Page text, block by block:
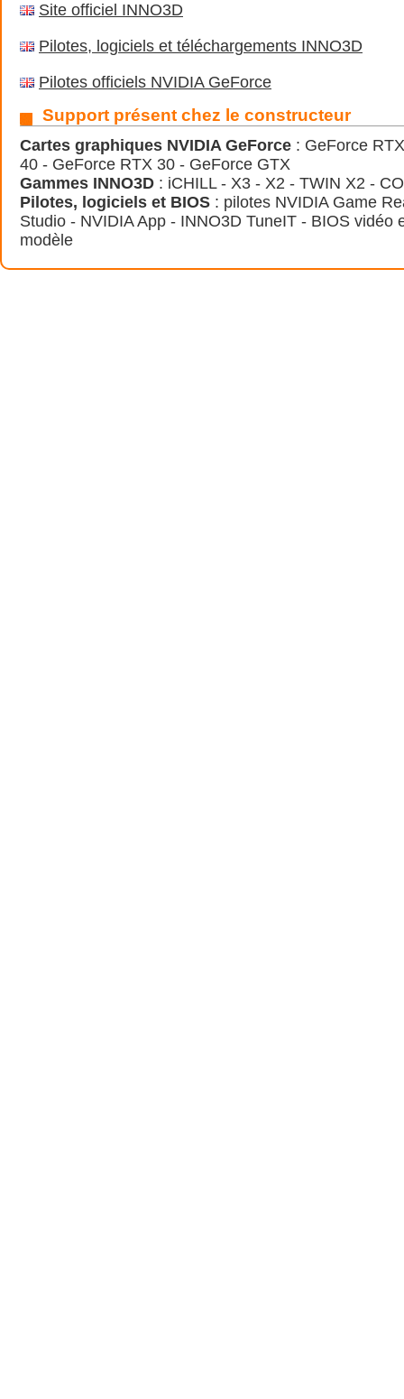
Site officiel INNO3D
Pilotes, logiciels et téléchargements INNO3D
Pilotes officiels NVIDIA GeForce
Support présent chez le constructeur
Cartes graphiques NVIDIA GeForce : GeForce
40 - GeForce RTX 30 - GeForce GTX
Gammes INNO3D : iCHILL - X3 - X2 - TWIN X2 -
Pilotes, logiciels et BIOS : pilotes NVIDIA Game
Studio - NVIDIA App - INNO3D TuneIT - BIOS vidéo
modèle